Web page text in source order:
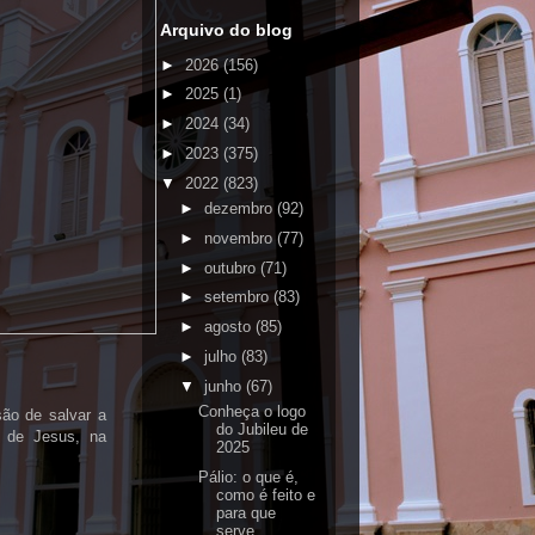
de salvar a
de Jesus, na
Arquivo do blog
►2026(156)
► 2025 (1)
► 2024 (34)
►2023 (375)
▼ 2022 (823)
► dezembro (92)
► novembro (77)
► outubro (71)
► setembro (83)
► agosto (85)
► julho (83)
▼ junho (67)
Conheça o logo
do Jubileu de
2025
Pálio: o que é,
como é feito e
para que
serve